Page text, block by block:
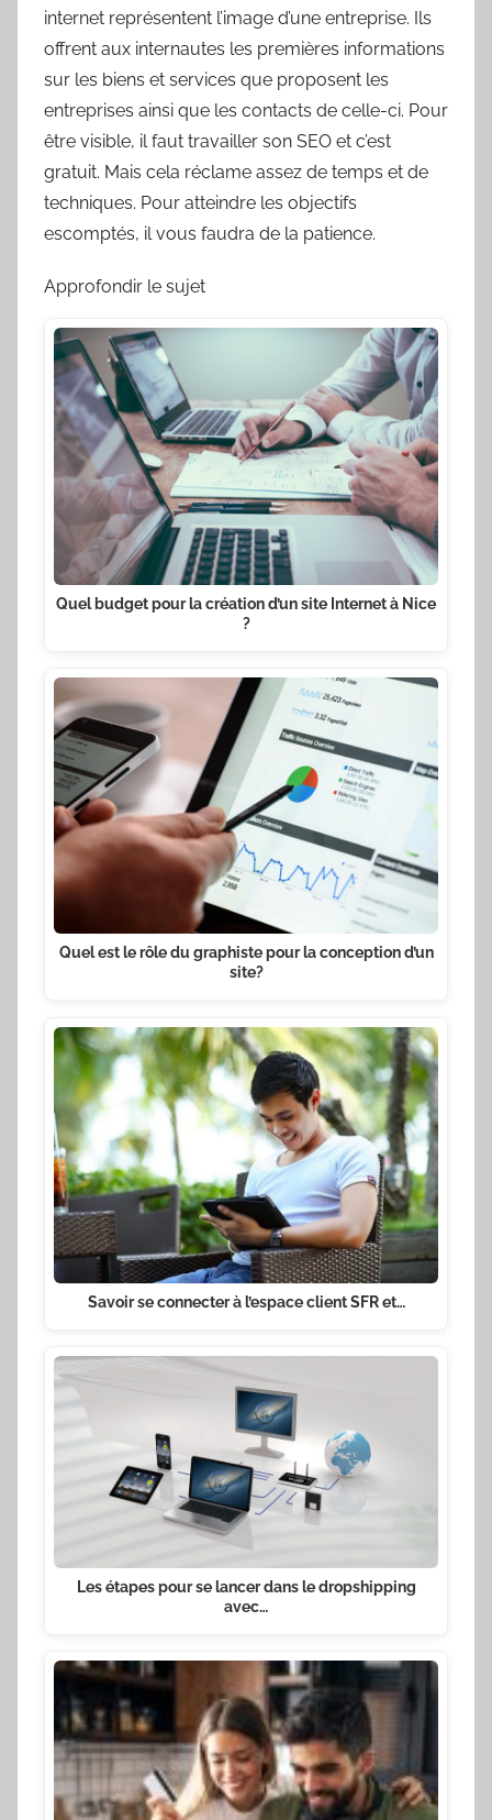
internet représentent l’image d’une entreprise. Ils
offrent aux internautes les premières informations
sur les biens et services que proposent les
entreprises ainsi que les contacts de celle-ci. Pour
être visible, il faut travailler son SEO et c’est
gratuit. Mais cela réclame assez de temps et de
techniques. Pour atteindre les objectifs
escomptés, il vous faudra de la patience.
Approfondir le sujet
Quel budget pour la création d’un site Internet à Nice
?
Quel est le rôle du graphiste pour la conception d’un
site?
Savoir se connecter à l’espace client SFR et…
Les étapes pour se lancer dans le dropshipping
avec…